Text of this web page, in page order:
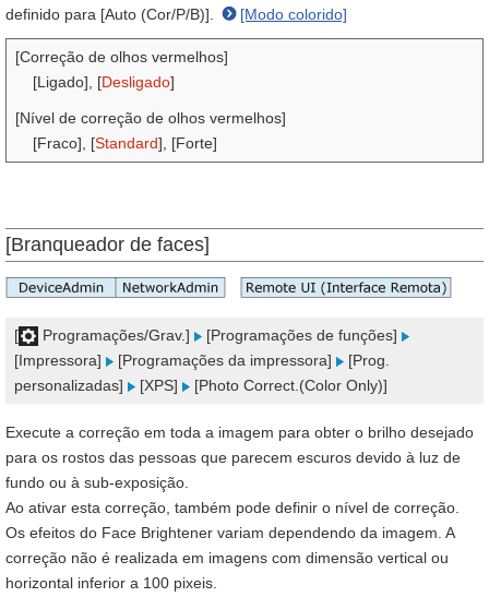
definido para [Auto (Cor/P/B)].
[Modo colorido]
[Correção de olhos vermelhos]
[Ligado], [Desligado]
[Nível de correção de olhos vermelhos]
[Fraco], [Standard], [Forte]
[Branqueador de faces]
[ Programações/Grav.]
[Programações de funções]
[Impressora]
[Programações da impressora]
[Prog.
personalizadas]
[XPS] [Photo Correct.(Color Only)]
Execute a correção em toda a imagem para obter o brilho desejado
para os rostos das pessoas que parecem escuros devido à luz de
fundo ou à sub-exposição.
Ao ativar esta correção, também pode definir o nível de correção.
Os efeitos do Face Brightener variam dependendo da imagem. A
correção não é realizada em imagens com dimensão vertical ou
horizontal inferior a 100 pixeis.